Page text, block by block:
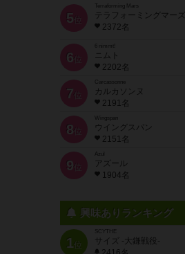
5 位
Terraforming Mars
テラフォーミングマーズ
2372名
6 位
ニムト
2202名
7 位
Carcassonne
カルカソンヌ
2191名
8 位
Wingspan
ウイングスパン
2151名
9 位
Azul
アズール
1904名
興味ありランキング
1位
SCYTHE
サイズ -大鎌戦役-